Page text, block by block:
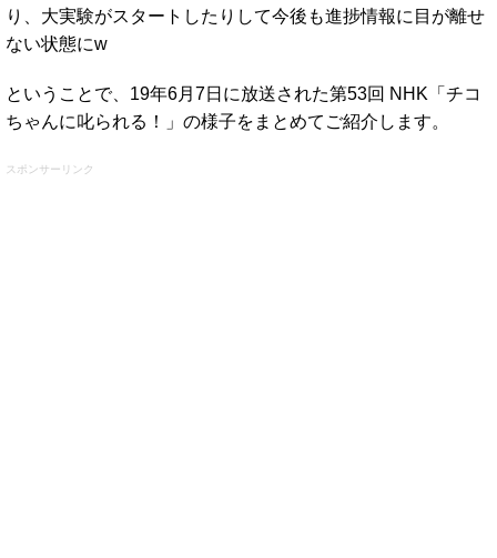
り、大実験がスタートしたりして今後も進捗情報に目が離せ
ない状態にw
ということで、19年6月7日に放送された第53回 NHK「チコ
ちゃんに叱られる！」の様子をまとめてご紹介します。
スポンサーリンク